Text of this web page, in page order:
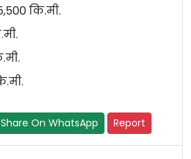
कि.मी.
Share On WhatsApp Report